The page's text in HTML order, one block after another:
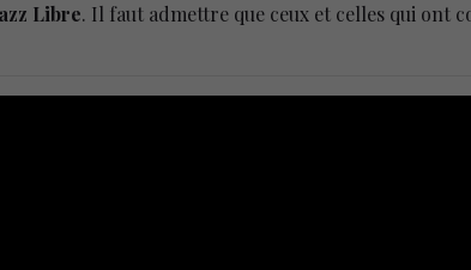
Libre. Il faut admettre que ceux et celles qui ont